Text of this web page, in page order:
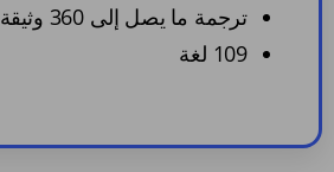
ترجمة ما يصل إلى 360 وثيقة في السنة
109 لغة